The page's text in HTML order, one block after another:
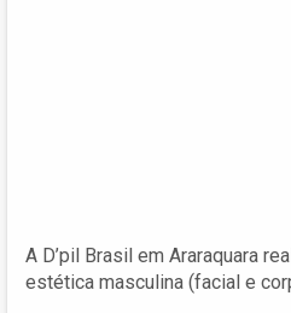
A D’pil Brasil em Araraquara
estética masculina (facial e